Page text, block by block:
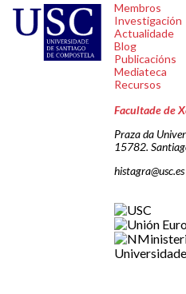
Membros
Investigación
Actualidade
Blog
Publicacións
Mediateca
Recursos
Facultade de
Praza da
15782.
histagra@usc.es